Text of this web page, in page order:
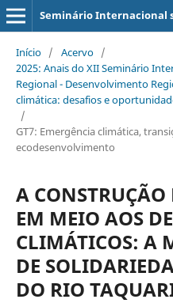
Seminário Internacional
Início / Acervo /
2025: Anais do XII Seminário
Regional - Desenvolvimento
climática: desafios e
/
GT7: Emergência climática,
ecodesenvolvimento
A
EM MEIO AOS
CLIMÁTICOS: A
DE
DO RIO